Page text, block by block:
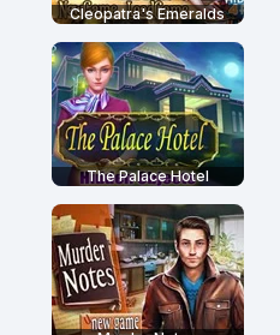
Cleopatra's Emeralds
The Palace Hotel